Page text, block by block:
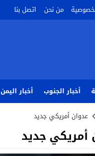
من نحن اتصل بنا
أخبار الجنوب أخبار اليمن
عدوان أمريكي جديد
أمريكي جديد